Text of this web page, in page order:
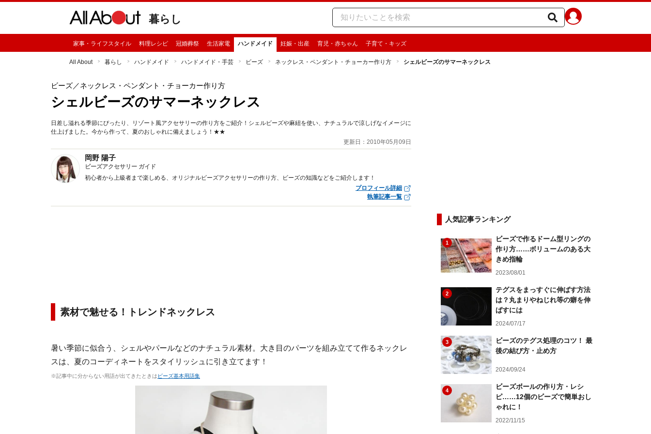
暮らし
家事・ライフスタイル 料理レシピ 冠婚葬祭 生活家電 ハンドメイド 妊娠・出産 育児・赤ちゃん 子育て・キッズ
All About 暮らし ハンドメイド ハンドメイド・手芸 ビーズ ネックレス・ペンダント・チョーカー作り方 シェルビーズのサマーネックレス
ビーズ／ネックレス・ペンダント・チョーカー作り方
シェルビーズのサマーネックレス
日差し溢れる季節にぴったり、リゾート風アクセサリーの作り方をご紹介！シェルビーズや麻紐を使い、ナチュラルで涼しげなイメージに
仕上げました。今から作って、夏のおしゃれに備えましょう！★★
更新日：2010年05月09日
岡野 陽子
ビーズアクセサリー ガイド
初心者から上級者まで楽しめる、オリジナルビーズアクセサリーの作り方、ビーズの知識などをご紹介します！
プロフィール詳細
執筆記事一覧
素材で魅せる！トレンドネックレス
暑い季節に似合う、シェルやパールなどのナチュラル素材。大き目のパーツを組み立てて作るネックレ
スは、夏のコーディネートをスタイリッシュに引き立てます！
※記事中に分からない用語が出てきたときは ビーズ基本用語集
人気記事ランキング
1
ビーズで作るドーム型リングの
作り方……ボリュームのある大
きめ指輪
2023/08/01
2
テグスをまっすぐに伸ばす方法
は？丸まりやねじれ等の癖を伸
ばすには
2024/07/17
3
ビーズのテグス処理のコツ！ 最
後の結び方・止め方
2024/09/24
4
ビーズボールの作り方・レシ
ピ……12個のビーズで簡単おし
ゃれに！
2022/11/15